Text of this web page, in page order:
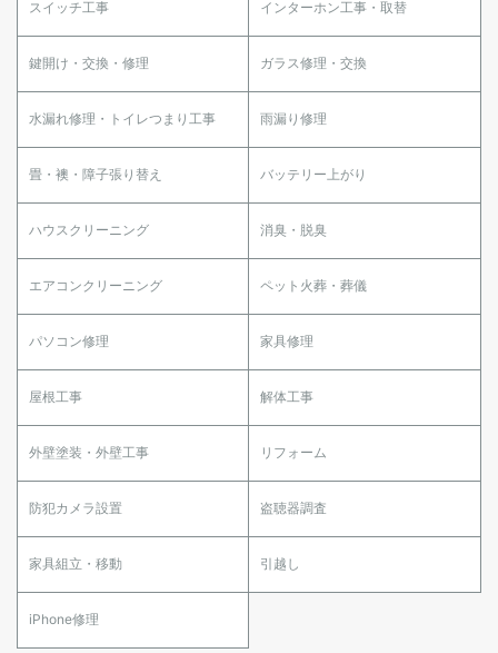
スイッチ工事 インターホン工事・取替
鍵開け・交換・修理 ガラス修理・交換
水漏れ修理・トイレつまり工事 雨漏り修理
畳・襖・障子張り替え バッテリー上がり
ハウスクリーニング 消臭・脱臭
エアコンクリーニング ペット火葬・葬儀
パソコン修理 家具修理
屋根工事 解体工事
外壁塗装・外壁工事 リフォーム
防犯カメラ設置 盗聴器調査
家具組立・移動 引越し
iPhone修理